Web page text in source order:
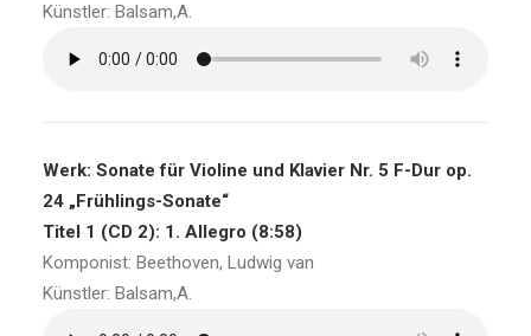
Künstler: Balsam,A.
Werk: Sonate für Violine und Klavier Nr. 5 F-Dur op.
24 „Frühlings-Sonate“
Titel 1 (CD 2): 1. Allegro (8:58)
Komponist: Beethoven, Ludwig van
Künstler: Balsam,A.